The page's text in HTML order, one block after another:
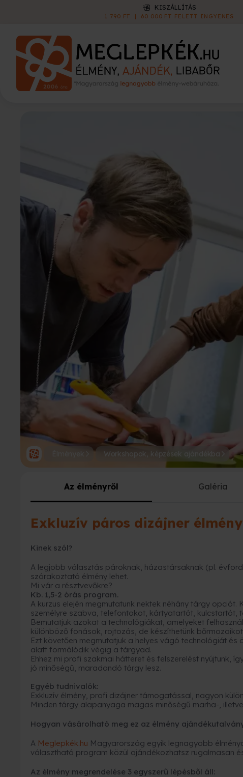
KISZÁLLÍTÁS
1 790 FT | 60 000 FT FELETT INGYENES
Workshopok, képzések ajándékba
Az élményről Galéria
Exkluzív páros dizájner
Kinek szól?
A legjobb választás pároknak, házastársaknak (pl.
szórakoztató élmény lehet.
Mi vár a résztvevőkre?
Kb. 1,5-2 órás program.
A kurzus elején megmutatunk nektek néhány tárgy
személyre szabva, telefontokot, kártyatartót, kulcstartót,
Bemutatjuk azokat a technológiákat, amelyeket
különböző fonások, rojtozás, de készíthetünk
Ezt követően megmutatjuk a helyes vágó technológiát
alatt formálódik végig a tárgyad.
Ehhez mi profi szakmai hátteret és felszerelést nyújtunk,
jó minőségű, maradandó tárgy lesz.
Egyéb tudnivalók:
Exkluzív élmény, profi dizájner támogatással, nagyon
Minden tárgy alapanyaga magas minőségű marha-,
Hogyan vásárolható meg ez az élmény
A Meglepkék.hu Magyarország egyik legnagyobb
választható program közül ajándékozhatsz rugalmasan
Az élmény megrendelése 3 egyszerű lépésből áll: